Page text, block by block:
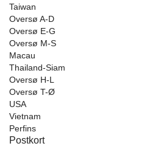
Taiwan
Oversø A-D
Oversø E-G
Oversø M-S
Macau
Thailand-Siam
Oversø H-L
Oversø T-Ø
USA
Vietnam
Perfins
Postkort